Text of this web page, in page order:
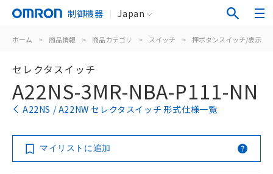
制御機器 Japan
ホーム > 商品情報 > 商品カテゴリ > スイッチ > 押ボタンスイッチ/表示灯
セレクタスイッチ
A22NS-3MR-NBA-P111-NN
A22NS / A22NW セレクタスイッチ 形式仕様一覧
マイリストに追加